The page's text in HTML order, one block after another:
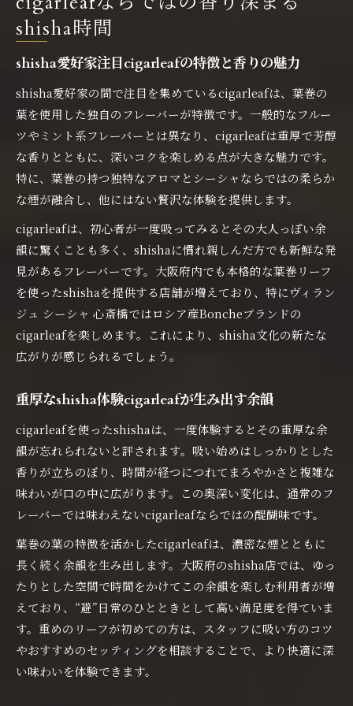
shisha時間
shisha愛好家注目cigarleafの特徴と香りの魅力
shisha愛好家の間で注目を集めているcigarleafは、葉巻の
葉を使用した独自のフレーバーが特徴です。一般的なフルー
ツやミント系フレーバーとは異なり、cigarleafは重厚で芳醇
な香りとともに、深いコクを楽しめる点が大きな魅力です。
特に、葉巻の持つ独特なアロマとシーシャならではの柔らか
な煙が融合し、他にはない贅沢な体験を提供します。
cigarleafは、初心者が一度吸ってみるとその大人っぽい余
韻に驚くことも多く、shishaに慣れ親しんだ方でも新鮮な発
見があるフレーバーです。大阪府内でも本格的な葉巻リーフ
を使ったshishaを提供する店舗が増えており、特にヴィラン
ジュ シーシャ 心斎橋ではロシア産Boncheブランドの
cigarleafを楽しめます。これにより、shisha文化の新たな
広がりが感じられるでしょう。
重厚なshisha体験cigarleafが生み出す余韻
cigarleafを使ったshishaは、一度体験するとその重厚な余
韻が忘れられないと評されます。吸い始めはしっかりとした
香りが立ちのぼり、時間が経つにつれてまろやかさと複雑な
味わいが口の中に広がります。この奥深い変化は、通常のフ
レーバーでは味わえないcigarleafならではの醍醐味です。
葉巻の葉の特徴を活かしたcigarleafは、濃密な煙とともに
長く続く余韻を生み出します。大阪府のshisha店では、ゆっ
たりとした空間で時間をかけてこの余韻を楽しむ利用者が増
えており、“避”日常のひとときとして高い満足度を得ていま
す。重めのリーフが初めての方は、スタッフに吸い方のコツ
やおすすめのセッティングを相談することで、より快適に深
い味わいを体験できます。